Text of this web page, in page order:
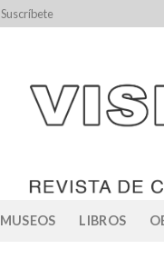
Suscríbete
MUSEOS LIBROS